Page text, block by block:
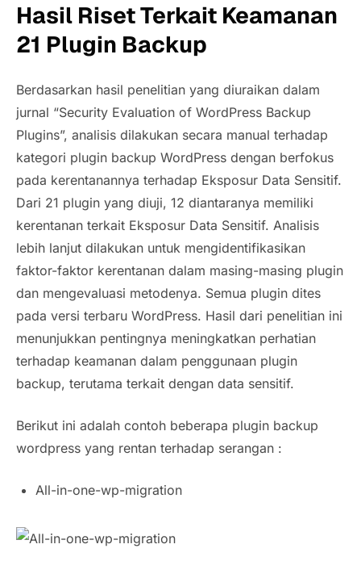
Hasil Riset Terkait Keamanan
21 Plugin Backup
Berdasarkan hasil penelitian yang diuraikan dalam
jurnal “Security Evaluation of WordPress Backup
Plugins”, analisis dilakukan secara manual terhadap
kategori plugin backup WordPress dengan berfokus
pada kerentanannya terhadap Eksposur Data Sensitif.
Dari 21 plugin yang diuji, 12 diantaranya memiliki
kerentanan terkait Eksposur Data Sensitif. Analisis
lebih lanjut dilakukan untuk mengidentifikasikan
faktor-faktor kerentanan dalam masing-masing plugin
dan mengevaluasi metodenya. Semua plugin dites
pada versi terbaru WordPress. Hasil dari penelitian ini
menunjukkan pentingnya meningkatkan perhatian
terhadap keamanan dalam penggunaan plugin
backup, terutama terkait dengan data sensitif.
Berikut ini adalah contoh beberapa plugin backup
wordpress yang rentan terhadap serangan :
All-in-one-wp-migration